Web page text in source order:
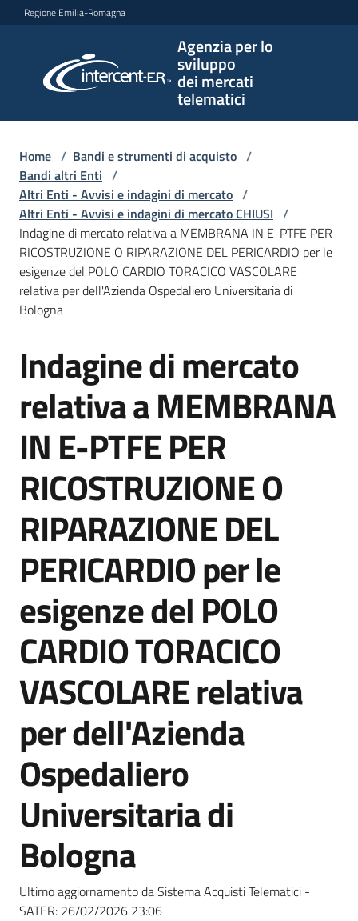
Vai al contenuto
Vai alla navigazione
Vai al footer
Regione Emilia-Romagna
Agenzia per lo
sviluppo
dei mercati
telematici
per lo
sviluppo
telematici
L'Agenzia
Bandi
e
di
acquisto
Supporto
Piattaforme
telematiche
English
site
Seguici
su
Home / Bandi e strumenti di acquisto /
Bandi altri Enti /
Altri Enti - Avvisi e indagini di mercato /
Altri Enti - Avvisi e indagini di mercato CHIUSI /
Indagine di mercato relativa a MEMBRANA IN E-PTFE PER
RICOSTRUZIONE O RIPARAZIONE DEL PERICARDIO per le
esigenze del POLO CARDIO TORACICO VASCOLARE
relativa per dell'Azienda Ospedaliero Universitaria di
Bologna
Salta al contenuto
Indagine di mercato
relativa a MEMBRANA
IN E-PTFE PER
RICOSTRUZIONE O
RIPARAZIONE DEL
PERICARDIO per le
esigenze del POLO
CARDIO TORACICO
VASCOLARE relativa
per dell'Azienda
Ospedaliero
Universitaria di
Bologna
Ultimo aggiornamento da Sistema Acquisti Telematici -
SATER: 26/02/2026 23:06